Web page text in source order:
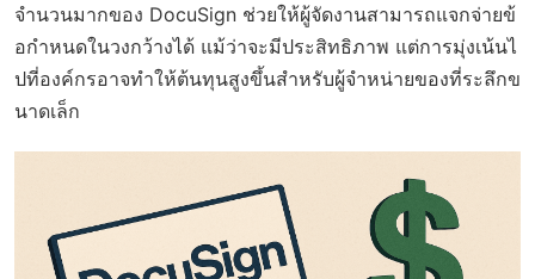
จำนวนมากของ DocuSign ช่วยให้ผู้จัดงานสามารถแจกจ่ายข้
อกำหนดในวงกว้างได้ แม้ว่าจะมีประสิทธิภาพ แต่การมุ่งเน้นไ
ปที่องค์กรอาจทำให้ต้นทุนสูงขึ้นสำหรับผู้จำหน่ายของที่ระลึกข
นาดเล็ก